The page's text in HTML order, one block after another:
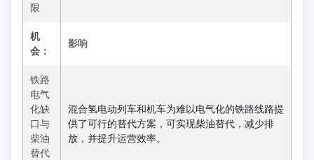
限
机
会：
影响
铁路
电气
化缺
口与
柴油
替代
混合氢电动列车和机车为难以电气化的铁路线路提
供了可行的替代方案，可实现柴油替代，减少排
放，并提升运营效率。